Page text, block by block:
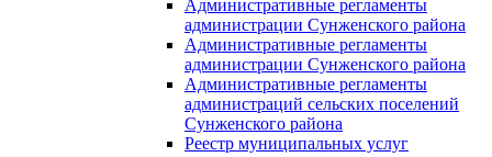
Административные регламенты
администрации Сунженского района
Административные регламенты
администрации Сунженского района
Административные регламенты
администраций сельских поселений
Сунженского района
Реестр муниципальных услуг